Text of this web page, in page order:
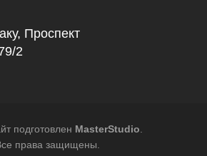
Проспект
2
подготовлен MasterStudio
права защищены.